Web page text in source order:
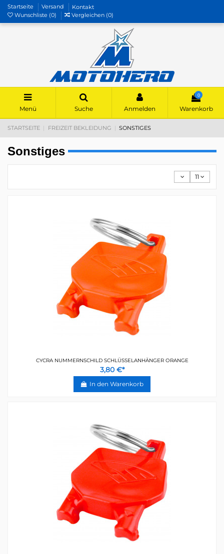
Startseite Versand
Kontakt
Wunschliste (0) Vergleichen (0)
Menü Suche Anmelden
0
Warenkorb
STARTSEITE FREIZEIT BEKLEIDUNG SONSTIGES
Sonstiges
11
CYCRA NUMMERNSCHILD SCHLÜSSELANHÄNGER ORANGE
3,80 €*
In den Warenkorb